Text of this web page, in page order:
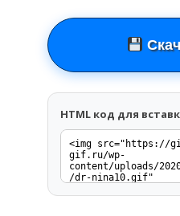
HTML код для